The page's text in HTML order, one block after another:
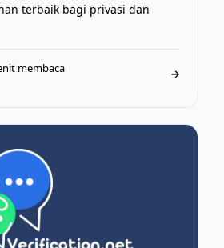
terbaik bagi privasi dan
membaca →